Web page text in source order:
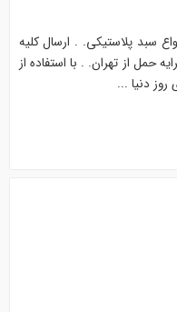
سبد پلاستیکی. . ارسال کلیه
حمل از تهران. . با استفاده از
روز دنیا ...